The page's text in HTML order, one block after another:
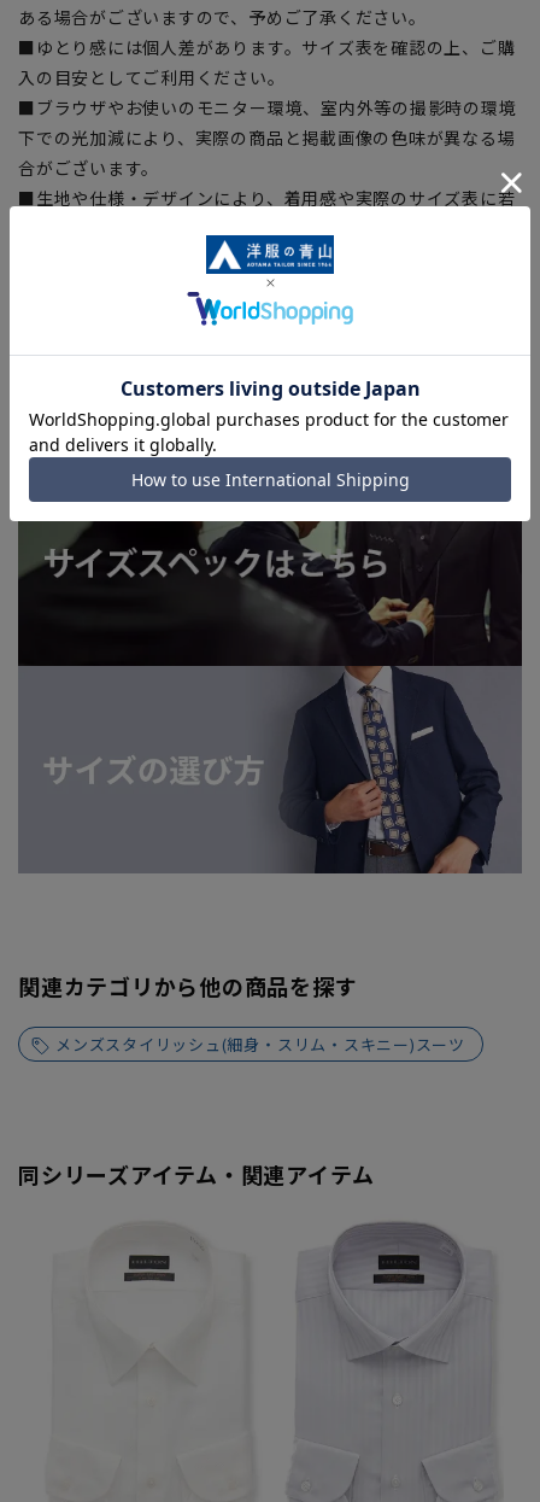
ある場合がございますので、予めご了承ください。
■ゆとり感には個人差があります。サイズ表を確認の上、ご購
入の目安としてご利用ください。
■ブラウザやお使いのモニター環境、室内外等の撮影時の環境
下での光加減により、実際の商品と掲載画像の色味が異なる場
合がございます。
■生地や仕様・デザインにより、着用感や実際のサイズ表に若
■店舗や各モールサイトと商品在庫を共有しております関係
上、ご注文いただいたタイミングにより欠品が発生し、ご注文
を完了できない場合がございます。予めご了承ください。
よってはお急ぎ発送サービスを選択できない場合がございま
す。
関連カテゴリから他の商品を探す
メンズスタイリッシュ(細身・スリム・スキニー)スーツ
同シリーズアイテム・関連アイテム